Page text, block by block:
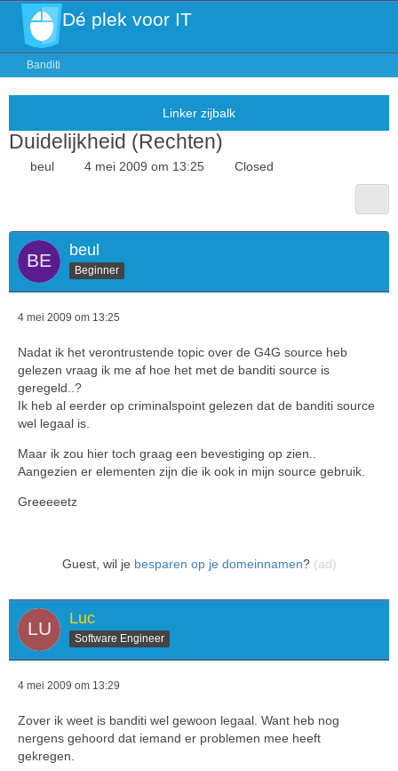
Dé plek voor IT
Banditi
Duidelijkheid (Rechten)
beul 4 mei 2009 om 13:25 Closed
beul
Beginner
4 mei 2009 om 13:25
Nadat ik het verontrustende topic over de G4G source heb
gelezen vraag ik me af hoe het met de banditi source is
geregeld..?
Ik heb al eerder op criminalspoint gelezen dat de banditi source
wel legaal is.
Maar ik zou hier toch graag een bevestiging op zien..
Aangezien er elementen zijn die ik ook in mijn source gebruik.
Greeeeetz
Guest, wil je besparen op je domeinnamen? (ad)
Luc
Software Engineer
4 mei 2009 om 13:29
Zover ik weet is banditi wel gewoon legaal. Want heb nog
nergens gehoord dat iemand er problemen mee heeft
gekregen.